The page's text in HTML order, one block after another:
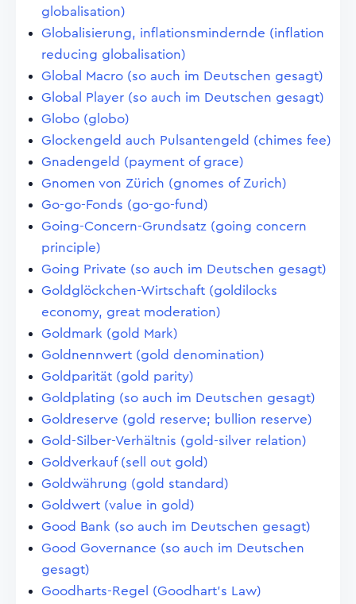
globalisation)
Globalisierung, inflationsmindernde (inflation
reducing globalisation)
Global Macro (so auch im Deutschen gesagt)
Global Player (so auch im Deutschen gesagt)
Globo (globo)
Glockengeld auch Pulsantengeld (chimes fee)
Gnadengeld (payment of grace)
Gnomen von Zürich (gnomes of Zurich)
Go-go-Fonds (go-go-fund)
Going-Concern-Grundsatz (going concern
principle)
Going Private (so auch im Deutschen gesagt)
Goldglöckchen-Wirtschaft (goldilocks
economy, great moderation)
Goldmark (gold Mark)
Goldnennwert (gold denomination)
Goldparität (gold parity)
Goldplating (so auch im Deutschen gesagt)
Goldreserve (gold reserve; bullion reserve)
Gold-Silber-Verhältnis (gold-silver relation)
Goldverkauf (sell out gold)
Goldwährung (gold standard)
Goldwert (value in gold)
Good Bank (so auch im Deutschen gesagt)
Good Governance (so auch im Deutschen
gesagt)
Goodharts-Regel (Goodhart's Law)